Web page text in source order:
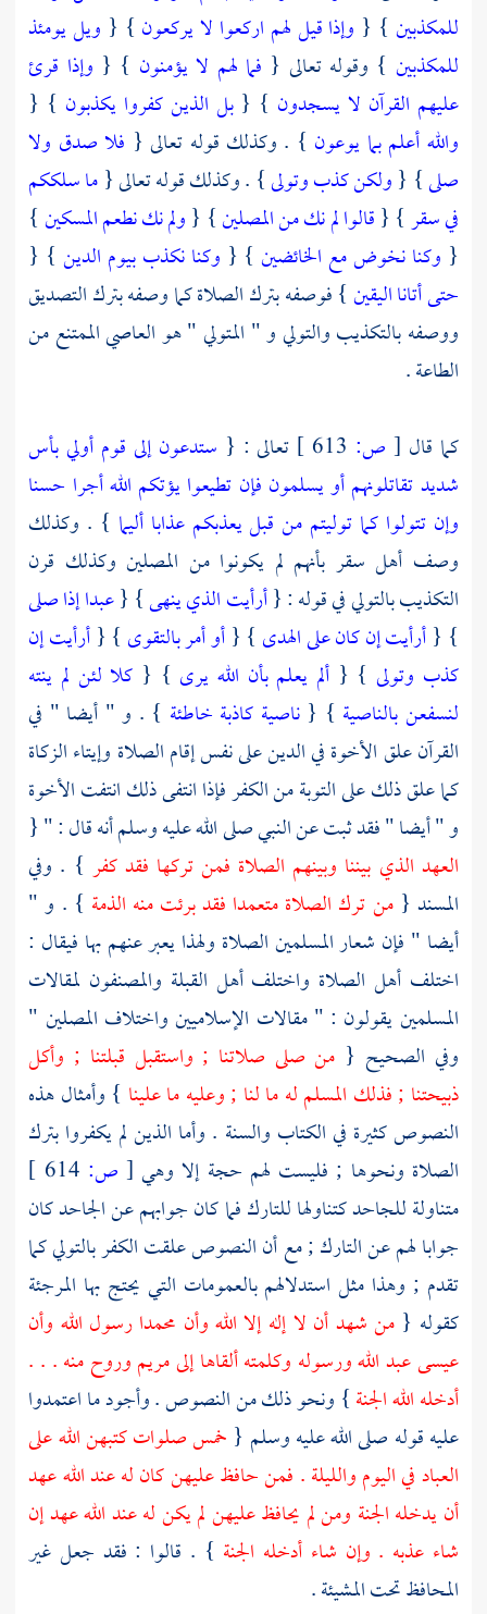
للمكذبين } { وإذا قيل لهم اركعوا لا يركعون } { ويل يومئذ
للمكذبين } وقوله تعالى { فما لهم لا يؤمنون } { وإذا قرئ
عليهم القرآن لا يسجدون } {بل الذين كفروا يكذبون } {
والله أعلم بما يوعون } . وكذلك قوله تعالى { فلا صدق ولا
صلى} {ولكن كذب وتولى} . وكذلك قوله تعالى {ما سلككم
في سقر} {قالوا لم نك من المصلين} {ولم نك نطعم المسكين}
{ وكنا نخوض مع الخائضين } { وكنا نكذب بيوم الدين } {
حتى أتانا اليقين} فوصفه بترك الصلاة كما وصفه بترك التصديق
ووصفه بالتكذيب والتولي و " المتولي " هو العاصي الممتنع من
الطاعة .
كما قال [ ص: تعالى : { ستدعون إلى قوم أولي بأس
شديد تقاتلونهم أو يسلمون فإن تطيعوا يؤتكم الله أجرا حسنا
وإن تتولوا كما توليتم من قبل يعذبكم عذابا أليما } . وكذلك
وصف أهل سقر بأنهم لم يكونوا من المصلين وكذلك قرن
التكذيب بالتولي في قوله : {أرأيت الذي ينهى} {عبدا إذا صلى
} {أرأيت إن كان على الهدى } {أو أمر بالتقوى } {أرأيت إن
كذب وتولى } { ألم يعلم بأن الله يرى } { كلا لئن لم ينته
لنسفعن بالناصية } {ناصية كاذبة خاطئة } . و " أيضا " في
القرآن علق الأخوة في الدين على نفس إقام الصلاة وإيتاء الزكاة
كما علق ذلك على التوبة من الكفر فإذا انتفى ذلك انتفت الأخوة
و " أيضا " فقد ثبت عن النبي صلى الله عليه وسلم أنه قال : " {
العهد الذي بيننا وبينهم الصلاة فمن تركها فقد كفر } . وفي
المسند {من ترك الصلاة متعمدا فقد برئت منه الذمة } . و "
أيضا " فإن شعار المسلمين الصلاة ولهذا يعبر عنهم بها فيقال :
اختلف أهل الصلاة واختلف أهل القبلة والمصنفون لمقالات
المسلمين يقولون : " مقالات الإسلاميين واختلاف المصلين "
وفي الصحيح { من صلى صلاتنا ; واستقبل قبلتنا ; وأكل
ذبيحتنا ; فذلك المسلم له ما لنا ; وعليه ما علينا } وأمثال هذه
النصوص كثيرة في الكتاب والسنة . وأما الذين لم يكفروا بترك
الصلاة ونحوها ; فليست لهم حجة إلا وهي [ ص:
متناولة للجاحد كتناولها للتارك فما كان جوابهم عن الجاحد كان
جوابا لهم عن التارك ; مع أن النصوص علقت الكفر بالتولي كما
تقدم ; وهذا مثل استدلالهم بالعمومات التي يحتج بها المرجئة
كقوله { من شهد أن لا إله إلا الله وأن محمدارسول الله وأن
عيسىعبد الله ورسوله وكلمته ألقاها إلى مريم وروح منه . . .
أدخله الله الجنة} ونحو ذلك من النصوص . وأجود ما اعتمدوا
عليه قوله صلى الله عليه وسلم { خمس صلوات كتبهن الله على
العباد في اليوم والليلة . فمن حافظ عليهن كان له عند الله عهد
أن يدخله الجنة ومن لم يحافظ عليهن لم يكن له عند الله عهد إن
شاء عذبه . وإن شاء أدخله الجنة } . قالوا : فقد جعل غير
المحافظ تحت المشيئة .